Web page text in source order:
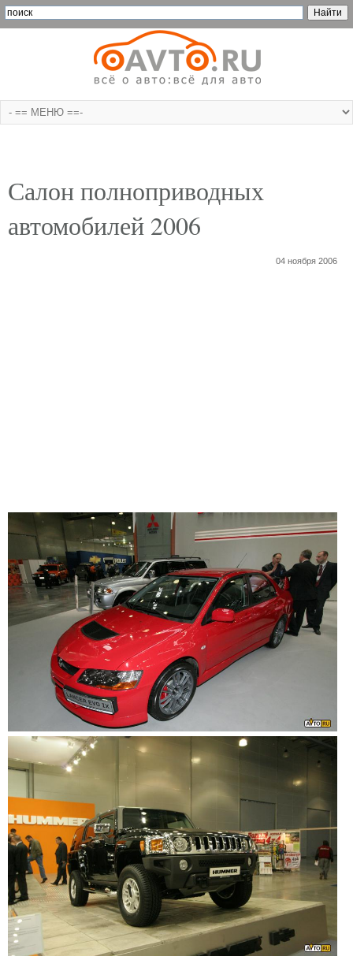
Салон полноприводных
автомобилей 2006
04 ноября 2006